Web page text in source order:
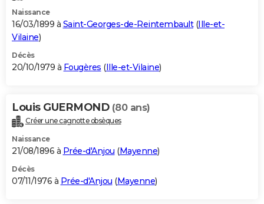
Naissance
16/03/1899 à Saint-Georges-de-Reintembault(Ille-et-
Vilaine)
Décès
20/10/1979 à Fougères (Ille-et-Vilaine)
Louis GUERMOND (80 ans)
Créer une cagnotte obsèques
Naissance
21/08/1896 à Prée-d'Anjou (Mayenne)
Décès
07/11/1976 à Prée-d'Anjou (Mayenne)